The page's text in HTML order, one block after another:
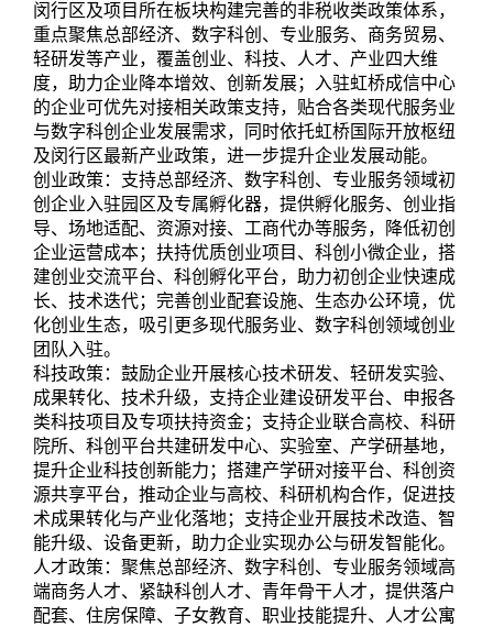
闵行区及项目所在板块构建完善的非税收类政策体系，
重点聚焦总部经济、数字科创、专业服务、商务贸易、
轻研发等产业，覆盖创业、科技、人才、产业四大维
度，助力企业降本增效、创新发展；入驻虹桥成信中心
的企业可优先对接相关政策支持，贴合各类现代服务业
与数字科创企业发展需求，同时依托虹桥国际开放枢纽
及闵行区最新产业政策，进一步提升企业发展动能。
创业政策：支持总部经济、数字科创、专业服务领域初
创企业入驻园区及专属孵化器，提供孵化服务、创业指
导、场地适配、资源对接、工商代办等服务，降低初创
企业运营成本；扶持优质创业项目、科创小微企业，搭
建创业交流平台、科创孵化平台，助力初创企业快速成
长、技术迭代；完善创业配套设施、生态办公环境，优
化创业生态，吸引更多现代服务业、数字科创领域创业
团队入驻。
科技政策：鼓励企业开展核心技术研发、轻研发实验、
成果转化、技术升级，支持企业建设研发平台、申报各
类科技项目及专项扶持资金；支持企业联合高校、科研
院所、科创平台共建研发中心、实验室、产学研基地，
提升企业科技创新能力；搭建产学研对接平台、科创资
源共享平台，推动企业与高校、科研机构合作，促进技
术成果转化与产业化落地；支持企业开展技术改造、智
能升级、设备更新，助力企业实现办公与研发智能化。
人才政策：聚焦总部经济、数字科创、专业服务领域高
端商务人才、紧缺科创人才、青年骨干人才，提供落户
配套、住房保障、子女教育、职业技能提升、人才公寓